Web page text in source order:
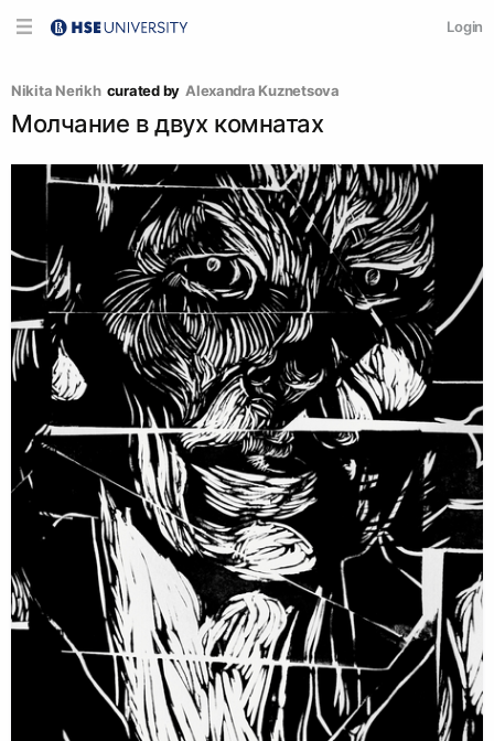
Login
Nikita Nerikh curated by Alexandra Kuznetsova
Молчание в двух комнатах